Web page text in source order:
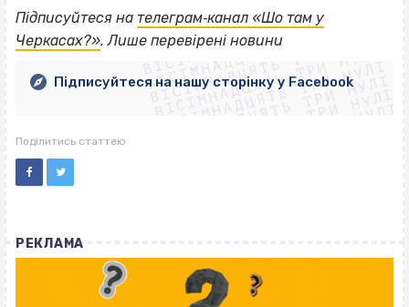
Підписуйтеся на телеграм‐канал «Шо там у
Черкасах?». Лише перевірені новини
ВІСІМНАДЦЯТЬ ТРИ НУЛІ
ВІСІМНАДЦЯТЬ ТРИ НУЛІ
ВІСІМНАДЦЯТЬ ТРИ НУЛІ
ВІСІМНАДЦЯТЬ ТРИ НУЛІ
ВІСІМНАДЦЯТЬ ТРИ НУЛІ
ВІСІМНАДЦЯТЬ ТРИ НУЛІ
ВІСІМНАДЦЯТЬ ТРИ НУЛІ
ВІСІМНАДЦЯТЬ ТРИ НУЛІ
Підписуйтеся на нашу сторінку у Facebook
Поділитись статтею
РЕКЛАМА